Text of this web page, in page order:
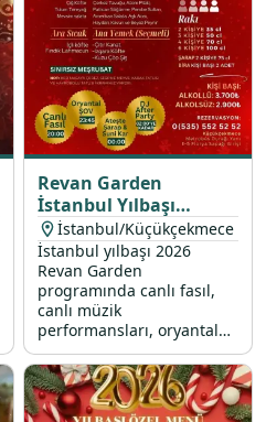
Revan Garden
İstanbul Yılbaşı
Programı 2026
İstanbul/Küçükçekmece
İstanbul yılbaşı 2026
Revan Garden
programında canlı fasıl,
canlı müzik
performansları, oryantal
show ve DJ partisi ile dolu
dolu bir 31 Aralık 2025
yılbaşı gecesi sizleri
bekliyor.